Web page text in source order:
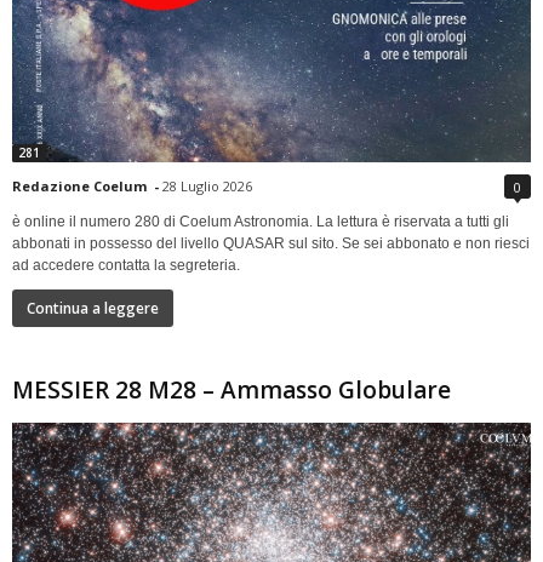
281
Redazione Coelum - 28 Luglio 2026 0
è online il numero 280 di Coelum Astronomia. La lettura è riservata a tutti gli
abbonati in possesso del livello QUASAR sul sito. Se sei abbonato e non riesci
ad accedere contatta la segreteria.
Continua a leggere
MESSIER 28 M28 – Ammasso Globulare